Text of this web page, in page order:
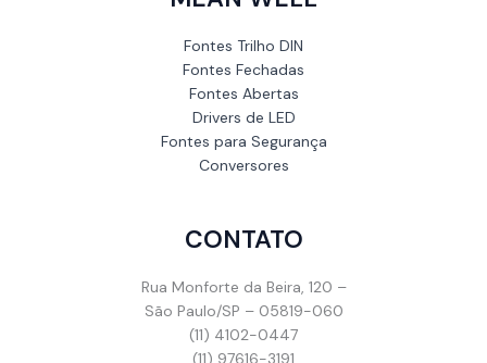
Fontes Trilho DIN
Fontes Fechadas
Fontes Abertas
Drivers de LED
Fontes para Segurança
Conversores
CONTATO
Rua Monforte da Beira, 120 –
São Paulo/SP – 05819-060
(11) 4102-0447
(11) 97616-3191